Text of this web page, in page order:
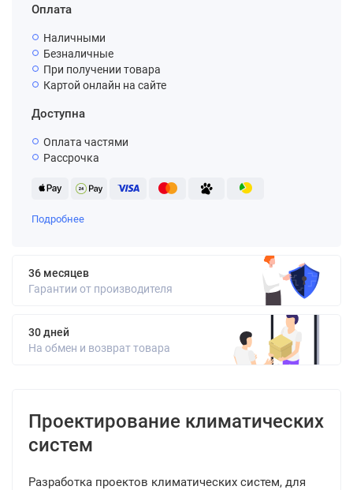
Оплата
Наличными
Безналичные
При получении товара
Картой онлайн на сайте
Доступна
Оплата частями
Рассрочка
Подробнее
36 месяцев
Гарантии от производителя
30 дней
На обмен и возврат товара
Проектирование климатических
систем
Разработка проектов климатических систем, для